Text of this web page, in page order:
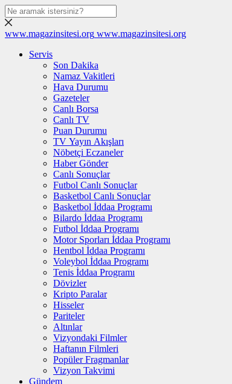
www.magazinsitesi.org www.magazinsitesi.org
Servis
Son Dakika
Namaz Vakitleri
Hava Durumu
Gazeteler
Canlı Borsa
Canlı TV
Puan Durumu
TV Yayın Akışları
Nöbetçi Eczaneler
Haber Gönder
Canlı Sonuçlar
Futbol Canlı Sonuçlar
Basketbol Canlı Sonuçlar
Basketbol İddaa Programı
Bilardo İddaa Programı
Futbol İddaa Programı
Motor Sporları İddaa Programı
Hentbol İddaa Programı
Voleybol İddaa Programı
Tenis İddaa Programı
Dövizler
Kripto Paralar
Hisseler
Pariteler
Altınlar
Vizyondaki Filmler
Haftanın Filmleri
Popüler Fragmanlar
Vizyon Takvimi
Gündem